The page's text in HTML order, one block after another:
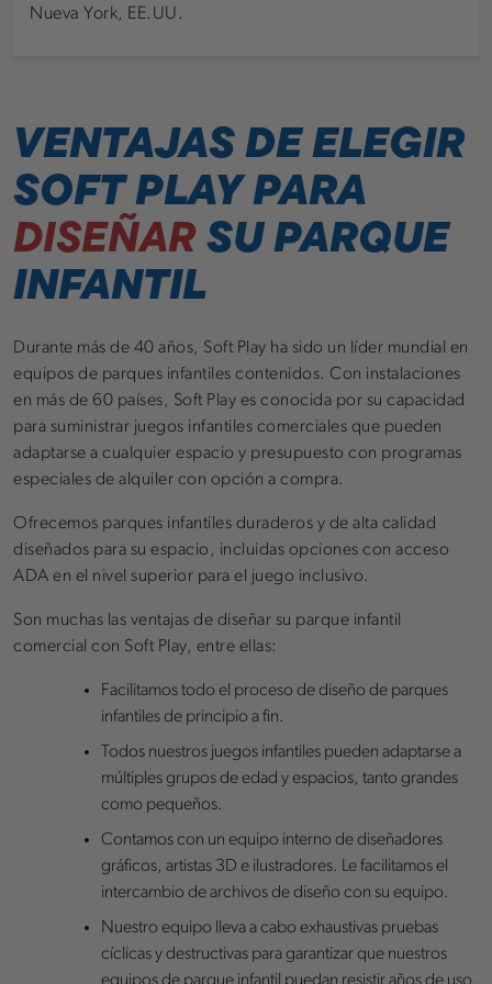
Nueva York, EE.UU.
VENTAJAS DE ELEGIR
SOFT PLAY PARA
DISEÑARSU PARQUE
INFANTIL
Durante más de 40 años, Soft Play ha sido un líder mundial en
equipos de parques infantiles contenidos. Con instalaciones
en más de 60 países, Soft Play es conocida por su capacidad
para suministrar juegos infantiles comerciales que pueden
adaptarse a cualquier espacio y presupuesto con programas
especiales de alquiler con opción a compra.
Ofrecemos parques infantiles duraderos y de alta calidad
diseñados para su espacio, incluidas opciones con acceso
ADA en el nivel superior para el juego inclusivo.
Son muchas las ventajas de diseñar su parque infantil
comercial con Soft Play, entre ellas:
Facilitamos todo el proceso de diseño de parques
infantiles de principio a fin.
Todos nuestros juegos infantiles pueden adaptarse a
múltiples grupos de edad y espacios, tanto grandes
como pequeños.
Contamos con un equipo interno de diseñadores
gráficos, artistas 3D e ilustradores. Le facilitamos el
intercambio de archivos de diseño con su equipo.
Nuestro equipo lleva a cabo exhaustivas pruebas
cíclicas y destructivas para garantizar que nuestros